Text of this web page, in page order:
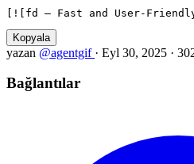
[![fd — Fast and User-
Kopyala
yazan @agentgif · Eyl 30, 2025 ·
Bağlantılar